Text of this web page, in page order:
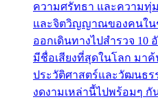
ความศรัทธา และความทุ่
และจิตวิญญาณของคนใน
ออกเดินทางไปสำรวจ
มีชื่อเสียงที่สุดในโลก มา
ประวัติศาสตร์และวัฒนธร
งดงามเหล่านี้ไปพร้อมๆ กั